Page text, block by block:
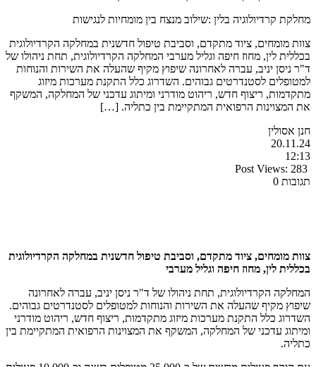
מחלקת קרדיולוגיה בלין :שילוב מנצח בין מומחיות לנגישות
צוות מומחים, ציוד מתקדם, וסביבת טיפול חדשנית במחלקה הקרדיולוגית
בכללית לין, מחוז חיפה וגליל מערבי המחלקה הקרדיולוגית, תחת ניהולו של
ד"ר ניסן יניב, עברה לאחרונה שיפוץ מקיף שהעלה את השירות והנוחות
למטופלים לסטנדרטים גבוהים. השדרוג כלל התקנת מערכות מיזוג
מתקדמות, ריצוף חדש, ריהוט מודרני ומיתוג עדכני של המחלקה, המשקף
את המצוינות הרפואית המתקיימת בין כתליה. […]
חנן אסולין
20.11.24
12:13
Post Views: 283
תגובות 0
צוות מומחים, ציוד מתקדם, וסביבת טיפול חדשנית במחלקה הקרדיולוגית
בכללית לין, מחוז חיפה וגליל מערבי
המחלקה הקרדיולוגית, תחת ניהולו של ד"ר ניסן יניב, עברה לאחרונה
שיפוץ מקיף שהעלה את השירות והנוחות למטופלים לסטנדרטים גבוהים.
השדרוג כלל התקנת מערכות מיזוג מתקדמות, ריצוף חדש, ריהוט מודרני
ומיתוג עדכני של המחלקה, המשקף את המצוינות הרפואית המתקיימת בין
כתליה.